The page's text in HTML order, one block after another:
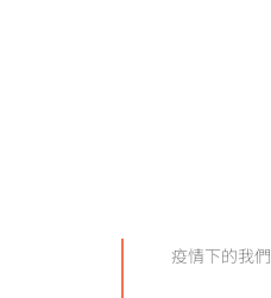
疫情下的我們